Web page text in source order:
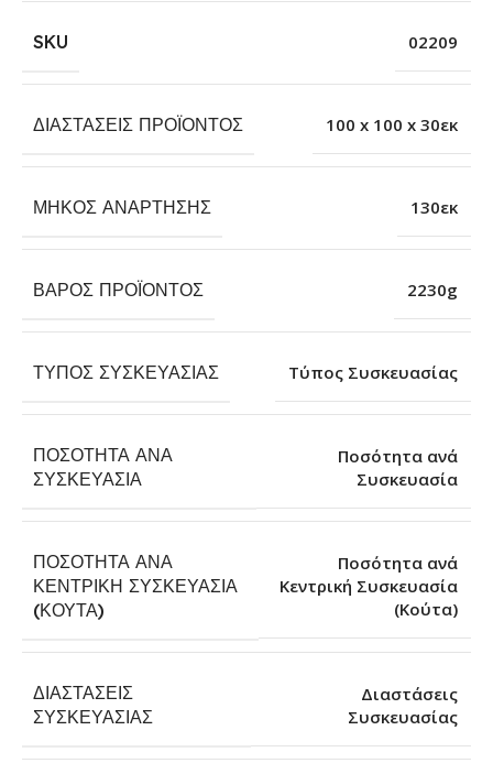
SKU 02209
ΔΙΑΣΤΆΣΕΙΣ ΠΡΟΪΌΝΤΟΣ 100 x 100 x 30εκ
ΜΉΚΟΣ ΑΝΆΡΤΗΣΗΣ 130εκ
ΒΆΡΟΣ ΠΡΟΪΌΝΤΟΣ 2230g
ΤΎΠΟΣ ΣΥΣΚΕΥΑΣΊΑΣ Τύπος Συσκευασίας
ΠΟΣΌΤΗΤΑ ΑΝΆ
ΣΥΣΚΕΥΑΣΊΑ
Ποσότητα ανά
Συσκευασία
ΠΟΣΌΤΗΤΑ ΑΝΆ
ΚΕΝΤΡΙΚΉ ΣΥΣΚΕΥΑΣΊΑ
(ΚΟΎΤΑ)
Ποσότητα ανά
Κεντρική Συσκευασία
(Κούτα)
ΔΙΑΣΤΆΣΕΙΣ
ΣΥΣΚΕΥΑΣΊΑΣ
Διαστάσεις
Συσκευασίας